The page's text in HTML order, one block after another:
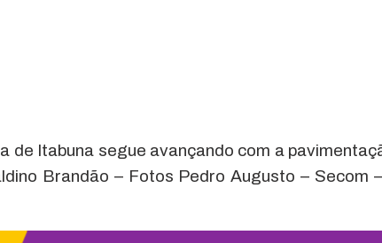
de Itabuna segue avançando com a
Brandão – Fotos Pedro Augusto – Secom